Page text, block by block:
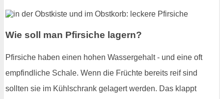
Wie soll man Pfirsiche lagern?
Pfirsiche haben einen hohen Wassergehalt - und eine oft
empfindliche Schale. Wenn die Früchte bereits reif sind
sollten sie im Kühlschrank gelagert werden. Das klappt